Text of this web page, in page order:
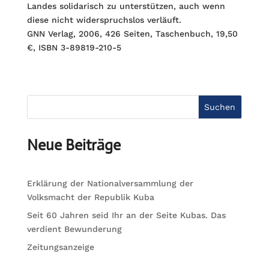
Landes solidarisch zu unterstützen, auch wenn
diese nicht widerspruchslos verläuft.
GNN Verlag, 2006, 426 Seiten, Taschenbuch, 19,50
€, ISBN 3-89819-210-5
Suchen
Neue Beiträge
Erklärung der Nationalversammlung der
Volksmacht der Republik Kuba
Seit 60 Jahren seid Ihr an der Seite Kubas. Das
verdient Bewunderung
Zeitungsanzeige